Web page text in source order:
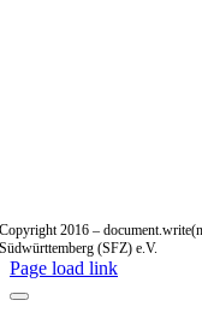
Copyright 2016 –
Südwürttemberg (SFZ) e.V.
Page load link